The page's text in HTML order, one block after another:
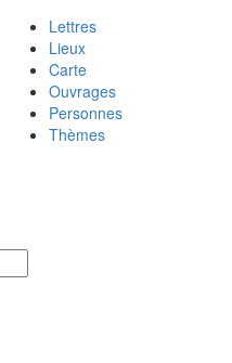
Lettres
Lieux
Carte
Ouvrages
Personnes
Thèmes